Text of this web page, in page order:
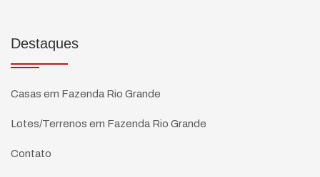
Destaques
Casas em Fazenda Rio Grande
Lotes/Terrenos em Fazenda Rio Grande
Contato